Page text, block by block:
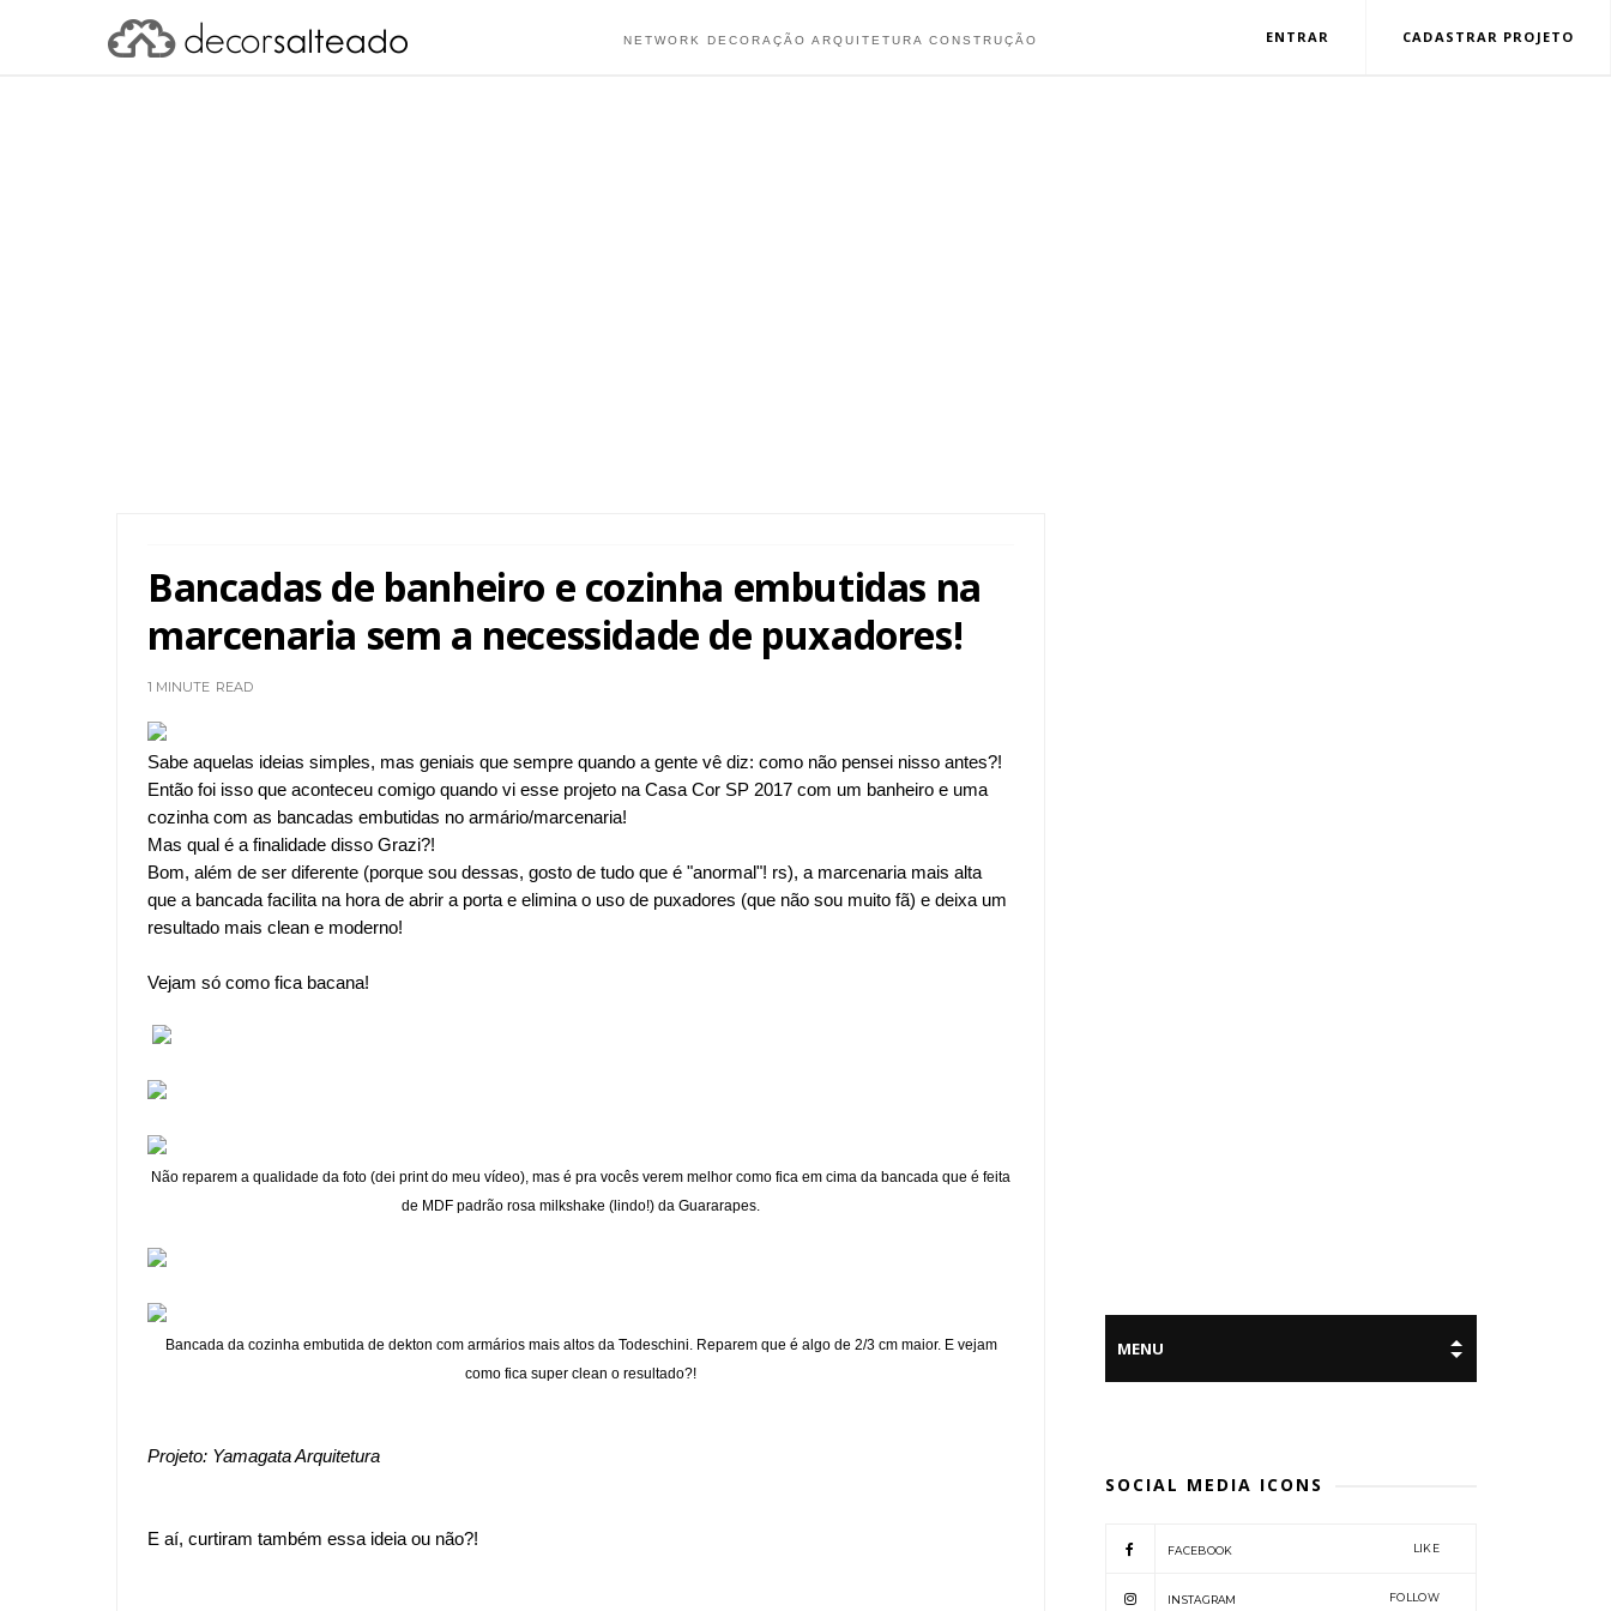
NETWORK DECORAÇÃO ARQUITETURA CONSTRUÇÃO ENTRAR CADASTRAR PROJETO
Bancadas de banheiro e cozinha embutidas na
marcenaria sem a necessidade de puxadores!
1 MINUTE READ
Sabe aquelas ideias simples, mas geniais que sempre quando a gente vê diz: como não pensei nisso antes?!
Então foi isso que aconteceu comigo quando vi esse projeto na Casa Cor SP 2017 com um banheiro e uma
cozinha com as bancadas embutidas no armário/marcenaria!
Mas qual é a finalidade disso Grazi?!
Bom, além de ser diferente (porque sou dessas, gosto de tudo que é "anormal"! rs), a marcenaria mais alta
que a bancada facilita na hora de abrir a porta e elimina o uso de puxadores (que não sou muito fã) e deixa um
resultado mais clean e moderno!
Vejam só como fica bacana!
Não reparem a qualidade da foto (dei print do meu vídeo), mas é pra vocês verem melhor como fica em cima da bancada que é feita
de MDF padrão rosa milkshake (lindo!) da Guararapes.
Bancada da cozinha embutida de dekton com armários mais altos da Todeschini. Reparem que é algo de 2/3 cm maior. E vejam
como fica super clean o resultado?!
Projeto: Yamagata Arquitetura
E aí, curtiram também essa ideia ou não?!
SOCIAL MEDIA ICONS
FACEBOOK LIKE
INSTAGRAM FOLLOW